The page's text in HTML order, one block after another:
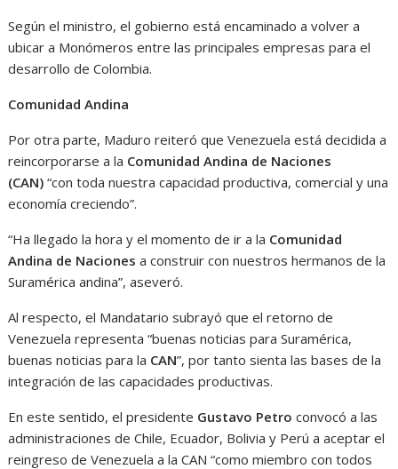
Según el ministro, el gobierno está encaminado a volver a
ubicar a Monómeros entre las principales empresas para el
desarrollo de Colombia.
Comunidad Andina
Por otra parte, Maduro reiteró que Venezuela está decidida a
reincorporarse a la Comunidad Andina de Naciones
(CAN) “con toda nuestra capacidad productiva, comercial y una
economía creciendo”.
“Ha llegado la hora y el momento de ir a la Comunidad
Andina de Naciones a construir con nuestros hermanos de la
Suramérica andina”, aseveró.
Al respecto, el Mandatario subrayó que el retorno de
Venezuela representa “buenas noticias para Suramérica,
buenas noticias para la CAN”, por tanto sienta las bases de la
integración de las capacidades productivas.
En este sentido, el presidente Gustavo Petroconvocó a las
administraciones de Chile, Ecuador, Bolivia y Perú a aceptar el
reingreso de Venezuela a la CAN “como miembro con todos